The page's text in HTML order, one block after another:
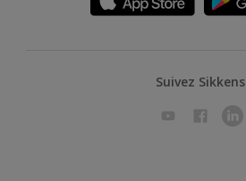
Suivez Sikkens